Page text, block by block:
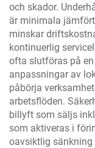
och skador.
är minimala
minskar
kontinuerlig
ofta slutföras på
anpassningar av
påbörja
arbetsflöden.
billyft som säljs
som aktiveras i
oavsiktlig sänkning